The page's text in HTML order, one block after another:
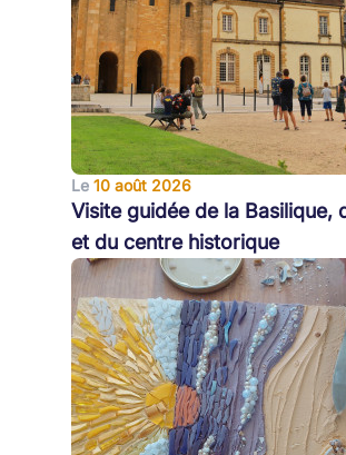
Le 10 août 2026
Visite guidée de la Basilique,
et du centre historique